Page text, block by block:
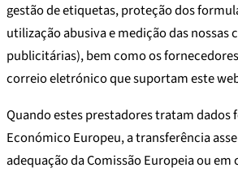
gestão de etiquetas, proteção dos
utilização abusiva e medição das nossas
publicitárias), bem como os
correio eletrónico que suportam este
Quando estes prestadores tratam dados
Económico Europeu, a transferência
adequação da Comissão Europeia ou